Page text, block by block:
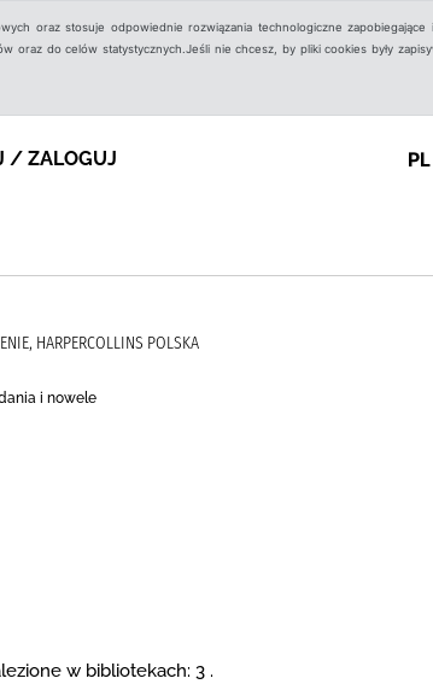
oraz stosuje odpowiednie rozwiązania technologiczne zapobiegające
oraz do celów statystycznych.Jeśli nie chcesz, by pliki cookies były
/ ZALOGUJ PL
HARPERCOLLINS POLSKA
i nowele
w bibliotekach: 3 .